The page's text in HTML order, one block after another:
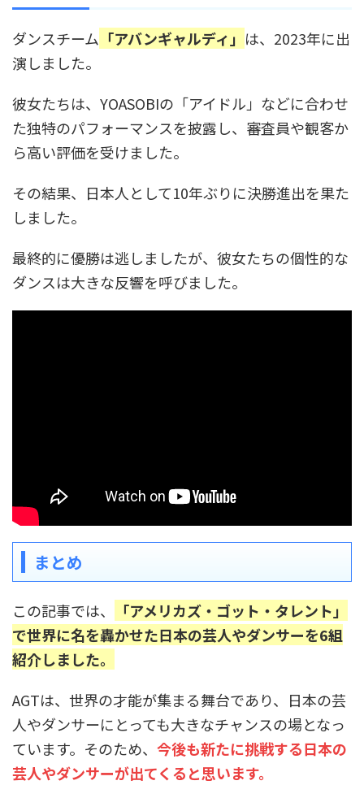
ダンスチーム 「アバンギャルディ」 は、2023年に出
演しました。
彼女たちは、YOASOBIの「アイドル」などに合わせ
た独特のパフォーマンスを披露し、審査員や観客か
ら高い評価を受けました。
その結果、日本人として10年ぶりに決勝進出を果た
しました。
最終的に優勝は逃しましたが、彼女たちの個性的な
ダンスは大きな反響を呼びました。
まとめ
この記事では、
「アメリカズ・ゴット・タレント」
で世界に名を轟かせた日本の芸人やダンサーを6組
紹介しました。
AGTは、世界の才能が集まる舞台であり、日本の芸
人やダンサーにとっても大きなチャンスの場となっ
ています。そのため、 今後も新たに挑戦する日本の
芸人やダンサーが出てくると思います。